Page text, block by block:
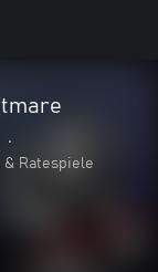
•
& Ratespiele